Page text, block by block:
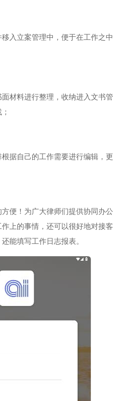
入立案管理中，便于在工作之中
材料进行整理，收纳进入文书管
据自己的工作需要进行编辑，更
便！为广大律师们提供协同办公
上的事情，还可以很好地对接客
能填写工作日志报表。